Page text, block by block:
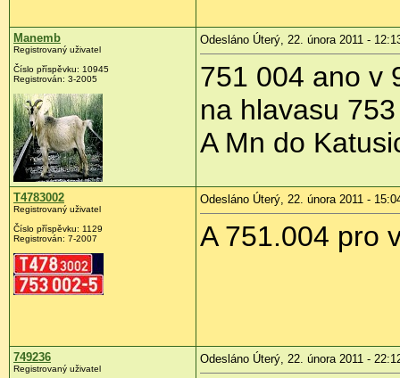
Manemb
Registrovaný uživatel
Číslo příspěvku: 10945
Registrován: 3-2005
Odesláno Úterý, 22. února 2011 -
751 004 ano v
na hlavasu
A Mn do
T4783002
Registrovaný uživatel
Číslo příspěvku: 1129
Registrován: 7-2007
Odesláno Úterý, 22. února 2011 -
A 751.004 pro
749236
Registrovaný uživatel
Odesláno Úterý, 22. února 2011 -